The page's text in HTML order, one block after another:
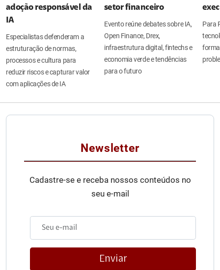
adoção responsável da
IA
Especialistas defenderam a
estruturação de normas,
processos e cultura para
reduzir riscos e capturar valor
com aplicações de IA
setor financeiro
Evento reúne debates sobre IA,
Open Finance, Drex,
infraestrutura digital, fintechs e
economia verde e tendências
para o futuro
Para
Newsletter
Cadastre-se e receba nossos conteúdos no
seu e-mail
Enviar